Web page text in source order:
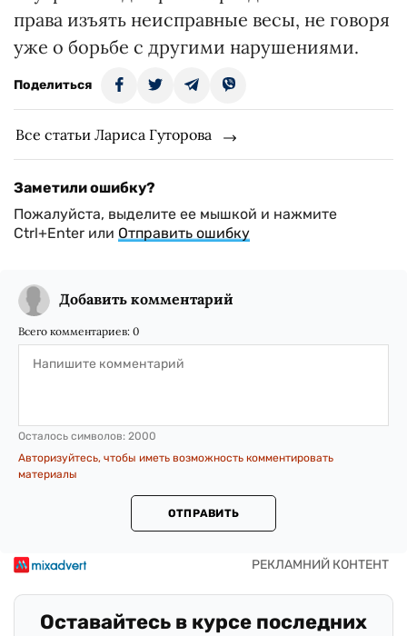
права изъять неисправные весы, не говоря
уже о борьбе с другими нарушениями.
Поделиться
Все статьи Лариса Гуторова
Заметили ошибку?
Пожалуйста, выделите ее мышкой и нажмите
Ctrl+Enter или Отправить ошибку
Добавить комментарий
Всего комментариев: 0
Осталось символов: 2000
Авторизуйтесь, чтобы иметь возможность комментировать
материалы
ОТПРАВИТЬ
Оставайтесь в курсе последних